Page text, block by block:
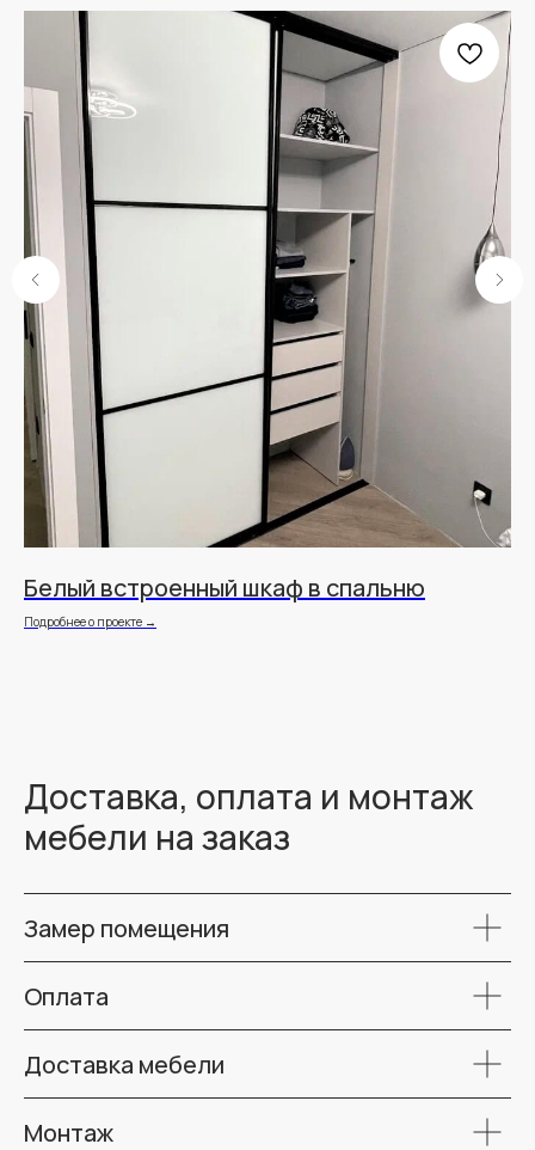
Белый встроенный шкаф в спальню
Подробнее о проекте →
Доставка, оплата и монтаж
мебели на заказ
Замер помещения
Оплата
Доставка мебели
Монтаж